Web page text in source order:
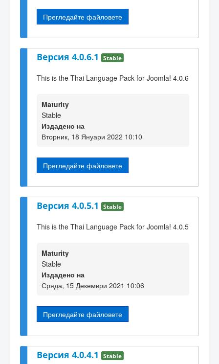
Прегледайте файловете
Версия 4.0.6.1 Stable
This is the Thai Language Pack for Joomla! 4.0.6
Maturity
Stable
Издадено на
Вторник, 18 Януари 2022 10:10
Прегледайте файловете
Версия 4.0.5.1 Stable
This is the Thai Language Pack for Joomla! 4.0.5
Maturity
Stable
Издадено на
Сряда, 15 Декември 2021 10:06
Прегледайте файловете
Версия 4.0.4.1 Stable